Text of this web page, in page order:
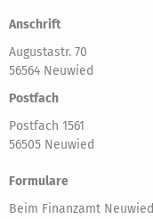
Anschrift
Augustastr. 70
56564 Neuwied
Postfach
Postfach 1561
56505 Neuwied
Formulare
Beim Finanzamt